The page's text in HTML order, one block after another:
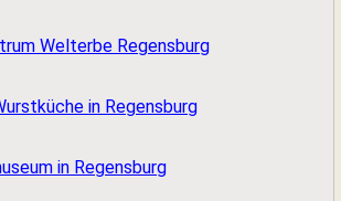
Welterbe Regensburg
in Regensburg
in Regensburg